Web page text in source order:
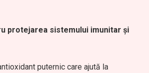
protejarea sistemului imunitar și
puternic care ajută la